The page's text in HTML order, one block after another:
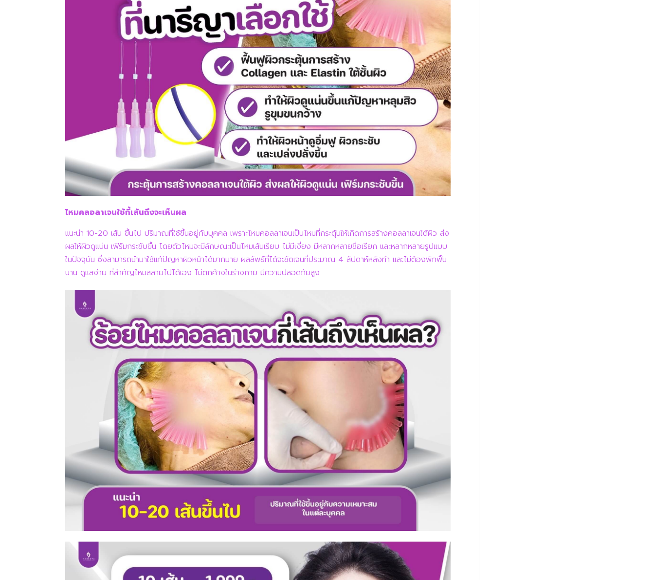
ไหมคลอลาเจนใช้กี้เส้นถึงจะเห็นผล
แนะนำ 10-20 เส้น ขึ้นไป ปริมาณที่ใช้ขึ้นอยู่กับบุคคล เพราะไหมคอลลาเจนเป็นไหมที่กระตุ้นให้เกิดการสร้างคอลลาเจนใต้ผิว ส่ง
ผลให้ผิวดูแน่น เฟิร์มกระชับขึ้น โดยตัวไหมจะมีลักษณะเป็นไหมเส้นเรียบ ไม่มีเงี่ยง มีหลากหลายชื่อเรียก และหลากหลายรูปแบบ
ในปัจจุบัน ซึ่งสามารถนำมาใช้แก้ปัญหาผิวหน้าได้มากมาย ผลลัพธ์ที่ได้จะชัดเจนที่ประมาณ 4 สัปดาห์หลังทำ และไม่ต้องพักฟื้น
นาน ดูแลง่าย ที่สำคัญไหมสลายไปได้เอง ไม่ตกค้างในร่างกาย มีความปลอดภัยสูง